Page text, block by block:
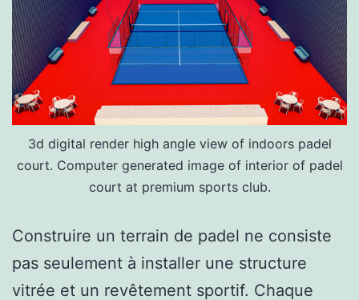
3d digital render high angle view of indoors padel
court. Computer generated image of interior of padel
court at premium sports club.
Construire un terrain de padel ne consiste
pas seulement à installer une structure
vitrée et un revêtement sportif. Chaque